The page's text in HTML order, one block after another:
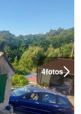
4fotos